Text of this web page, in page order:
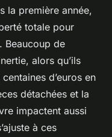
la première année,
totale pour
Beaucoup de
alors qu’ils
d’euros en
détachées et la
impactent aussi
à ces